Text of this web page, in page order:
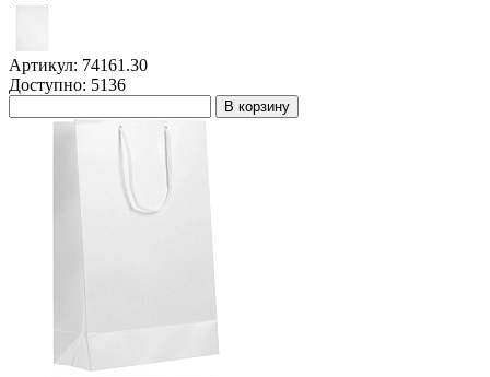
Артикул: 74161.30
Доступно: 5136
В корзину